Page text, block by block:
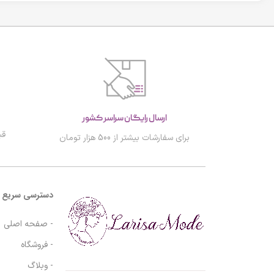
ارسال رایگان سراسر کشور
برای سفارشات بیشتر از 500 هزار تومان
دسترسی سریع
- صفحه اصلی
- فروشگاه
- وبلاگ